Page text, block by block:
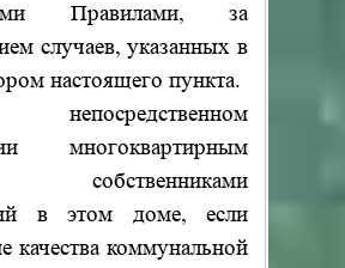
Правилами, за
случаев, указанных в
настоящего пункта.
многоквартирным
в этом доме, если
качества коммунальной